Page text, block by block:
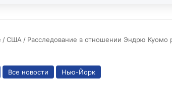
/США / Расследование в отношении Эндрю Куомо
Все новости Нью-Йорк